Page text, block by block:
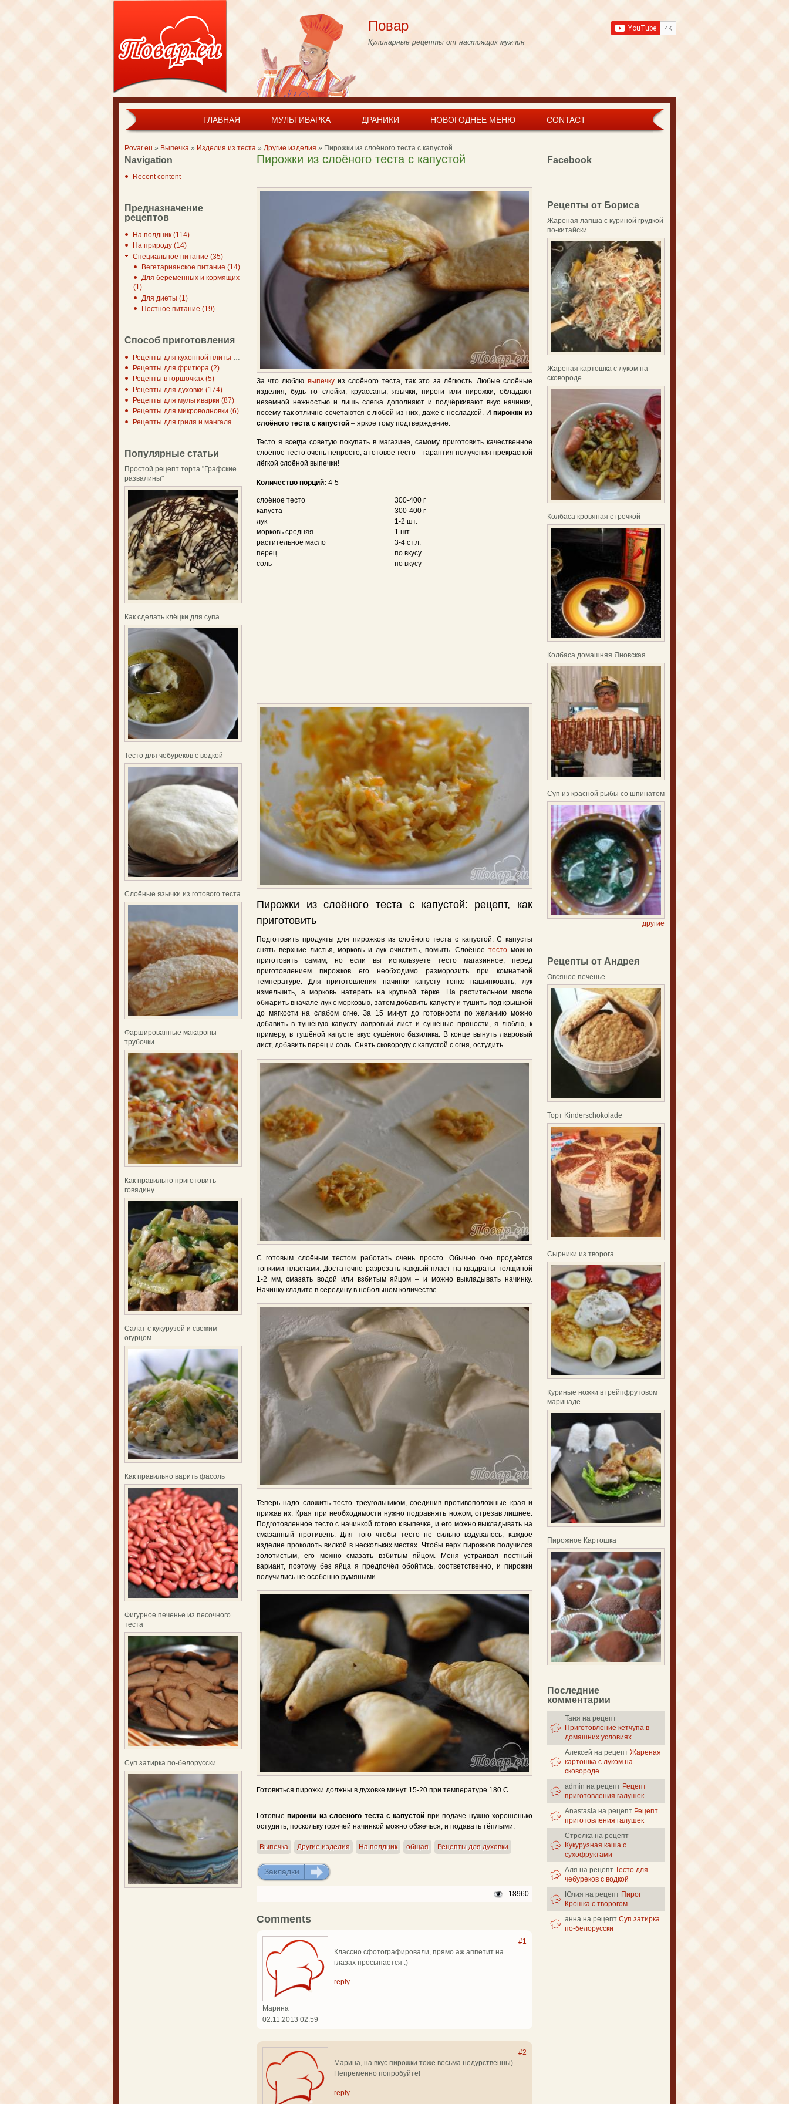
content
Повар
Кулинарные рецепты от настоящих мужчин
Main menu
ГЛАВНАЯ МУЛЬТИВАРКА ДРАНИКИ НОВОГОДНЕЕ МЕНЮ CONTACT
You are here
Povar.eu » Выпечка » Изделия из теста » Другие изделия » Пирожки из слоёного теста с капустой
Пирожки из слоёного теста с капустой
За что люблю выпечкуиз слоёного теста, так это за лёгкость. Любые слоёные
изделия, будь то слойки, круассаны, язычки, пироги или пирожки, обладают
неземной нежностью и лишь слегка дополняют и подчёркивают вкус начинки,
посему так отлично сочетаются с любой из них, даже с несладкой. Ипирожки из
слоёного теста с капустой – яркое тому подтверждение.
Тесто я всегда советую покупать в магазине, самому приготовить качественное
слоёное тесто очень непросто, а готовое тесто – гарантия получения прекрасной
лёгкой слоёной выпечки!
Количество порций: 4-5
слоёное тесто
300-400 г
капуста
300-400 г
лук
1-2 шт.
морковь средняя
1 шт.
растительное масло
3-4 ст.л.
перец
по вкусу
соль
по вкусу
Пирожки из слоёного теста с капустой: рецепт, как
приготовить
Подготовить продукты для пирожков из слоёного теста с капустой. С капусты
снять верхние листья, морковь и лук очистить, помыть. Слоёноетестоможно
приготовить самим, но если вы используете тесто магазинное, перед
приготовлением пирожков его необходимо разморозить при комнатной
температуре. Для приготовления начинки капусту тонко нашинковать, лук
измельчить, а морковь натереть на крупной тёрке. На растительном масле
обжарить вначале лук с морковью, затем добавить капусту и тушить под крышкой
до мягкости на слабом огне. За 15 минут до готовности по желанию можно
добавить в тушёную капусту лавровый лист и сушёные пряности, я люблю, к
примеру, в тушёной капусте вкус сушёного базилика. В конце вынуть лавровый
лист, добавить перец и соль. Снять сковороду с капустой с огня, остудить.
С готовым слоёным тестом работать очень просто. Обычно оно продаётся
тонкими пластами. Достаточно разрезать каждый пласт на квадраты толщиной
1-2 мм, смазать водой или взбитым яйцом – и можно выкладывать начинку.
Начинку кладите в середину в небольшом количестве.
Теперь надо сложить тесто треугольником, соединив противоположные края и
прижав их. Края при необходимости нужно подравнять ножом, отрезав лишнее.
Подготовленное тесто с начинкой готово к выпечке, и его можно выкладывать на
смазанный противень. Для того чтобы тесто не сильно вздувалось, каждое
изделие проколоть вилкой в нескольких местах. Чтобы верх пирожков получился
золотистым, его можно смазать взбитым яйцом. Меня устраивал постный
вариант, поэтому без яйца я предпочёл обойтись, соответственно, и пирожки
получились не особенно румяными.
Готовиться пирожки должны в духовке минут 15-20 при температуре 180 С.
Готовыепирожки из слоёного теста с капустой при подаче нужно хорошенько
остудить, поскольку горячей начинкой можно обжечься, и подавать тёплыми.
Выпечка Другие изделия На полдник общая Рецепты для духовки
Закладки ДОБАВИТЬ
18960
Comments
Марина
02.11.2013 02:59
#1
Классно сфотографировали, прямо аж аппетит на
глазах просыпается :)
reply
#2
Марина, на вкус пирожки тоже весьма недурственны).
Непременно попробуйте!
reply
Navigation
Recent content
Предназначение
рецептов
На полдник (114)
На природу (14)
Специальное питание (35)
Вегетарианское питание (14)
Для беременных и кормящих
(1)
Для диеты (1)
Постное питание (19)
Способ приготовления
Рецепты для кухонной плиты (297)
Рецепты для фритюра (2)
Рецепты в горшочках (5)
Рецепты для духовки (174)
Рецепты для мультиварки (87)
Рецепты для микроволновки (6)
Рецепты для гриля и мангала (7)
Популярные статьи
Простой рецепт торта "Графские
развалины"
Как сделать клёцки для супа
Тесто для чебуреков с водкой
Слоёные язычки из готового теста
Фаршированные макароны-
трубочки
Как правильно приготовить
говядину
Салат с кукурузой и свежим
огурцом
Как правильно варить фасоль
Фигурное печенье из песочного
теста
Суп затирка по-белорусски
Facebook
Рецепты от Бориса
Жареная лапша с куриной грудкой
по-китайски
Жареная картошка с луком на
сковороде
Колбаса кровяная с гречкой
Колбаса домашняя Яновская
Суп из красной рыбы со шпинатом
другие
Рецепты от Андрея
Овсяное печенье
Торт Kinderschokolade
Сырники из творога
Куриные ножки в грейпфрутовом
маринаде
Пирожное Картошка
Последние
комментарии
Таня на рецепт
Приготовление кетчупа в
домашних условиях
Алексей на рецепт Жареная
картошка с луком на
сковороде
admin на рецепт Рецепт
приготовления галушек
Anastasia на рецепт Рецепт
приготовления галушек
Стрелка на рецепт
Кукурузная каша с
сухофруктами
Аля на рецепт Тесто для
чебуреков с водкой
Юлия на рецепт Пирог
Крошка с творогом
анна на рецепт Суп затирка
по-белорусски